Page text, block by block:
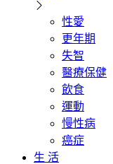
性愛
更年期
失智
醫療保健
飲食
運動
慢性病
癌症
生 活